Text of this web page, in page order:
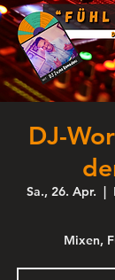
DJ-
Sa., 26. Apr.
  |
Mixen,